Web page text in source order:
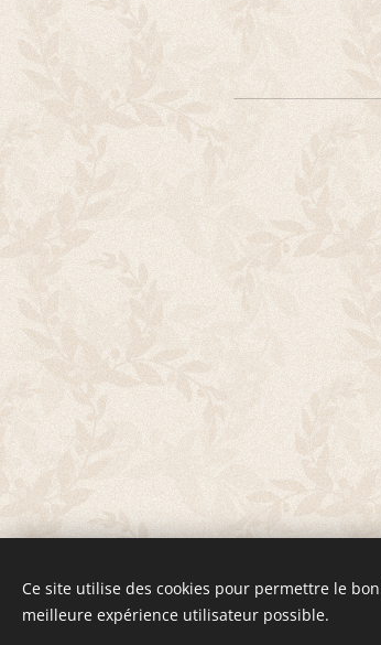
Ce site utilise des cookies pour permettre le
meilleure expérience utilisateur possible.